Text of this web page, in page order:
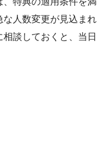
人数変更が見込まれ
談しておくと、当日